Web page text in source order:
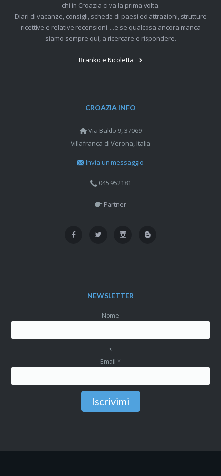
chi in Croazia ci va la prima volta.
Diari di vacanze, consigli, schede di paesi ed attrazioni, strutture
ricettive e relative recensioni. ...e se qualcosa ancora manca
siamo sempre qui, a ricercare e rispondere.
Branko e Nicoletta
CROAZIA INFO
Via Baldo 9, 37069
Villafranca di Verona, Italia
Invia un messaggio
045 952181
Partner
NEWSLETTER
Nome
*
Email *